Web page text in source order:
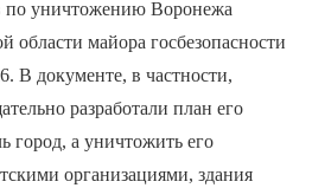
по уничтожению Воронежа
майора госбезопасности
В документе, в частности,
разработали план его
город, а уничтожить его
организациями, здания